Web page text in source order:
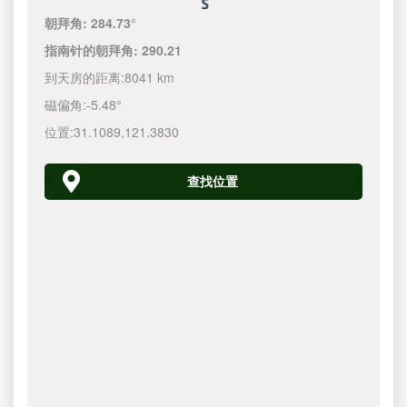
朝拜角:284.73°
指南针的朝拜角:290.21
到天房的距离:8041 km
磁偏角:-5.48°
位置:31.1089,121.3830
查找位置